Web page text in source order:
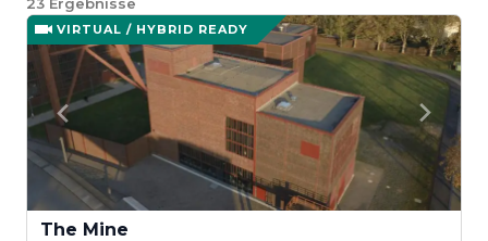
VIRTUAL / HYBRID READY
The Mine